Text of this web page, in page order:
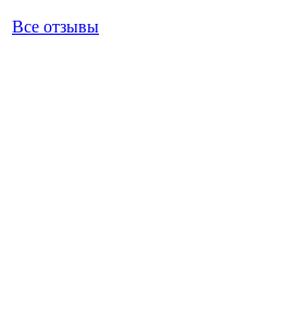
Все отзывы